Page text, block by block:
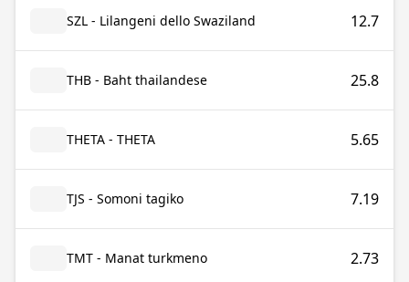
SZL - Lilangeni dello Swaziland 12.7
THB - Baht thailandese 25.8
THETA - THETA 5.65
TJS - Somoni tagiko 7.19
TMT - Manat turkmeno 2.73